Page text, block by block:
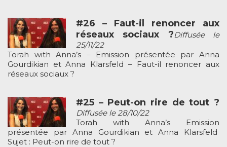
#26 – Faut-il renoncer aux
réseaux sociaux ?Diffusée le
25/11/22
Torah with Anna’s – Emission présentée par Anna
Gourdikian et Anna Klarsfeld – Faut-il renoncer aux
réseaux sociaux ?
#25 – Peut-on rire de tout ?
Diffusée le 28/10/22
Torah with Anna’s Emission
présentée par Anna Gourdikian et Anna Klarsfeld
Sujet : Peut-on rire de tout ?